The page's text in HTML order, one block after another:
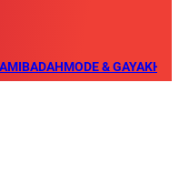
IBADAHMODE & GAYA